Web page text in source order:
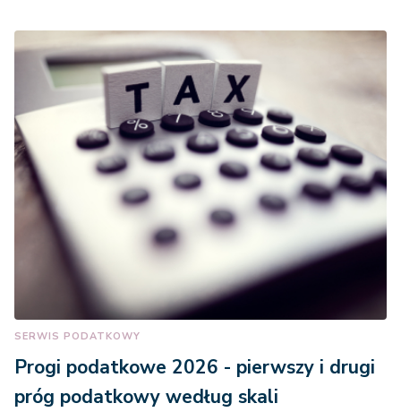
SERWIS PODATKOWY
Progi podatkowe 2026 - pierwszy i drugi
próg podatkowy według skali